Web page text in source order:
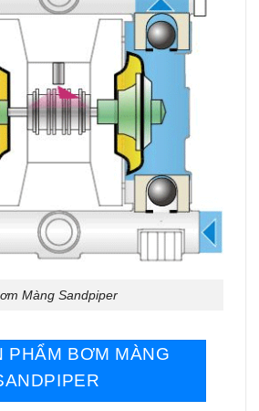
Màng Sandpiper
PHẨM BƠM MÀNG